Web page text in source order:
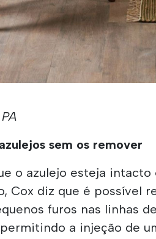
sem os remover
o azulejo esteja
Cox diz que é possível
furos nas linhas
a injeção de